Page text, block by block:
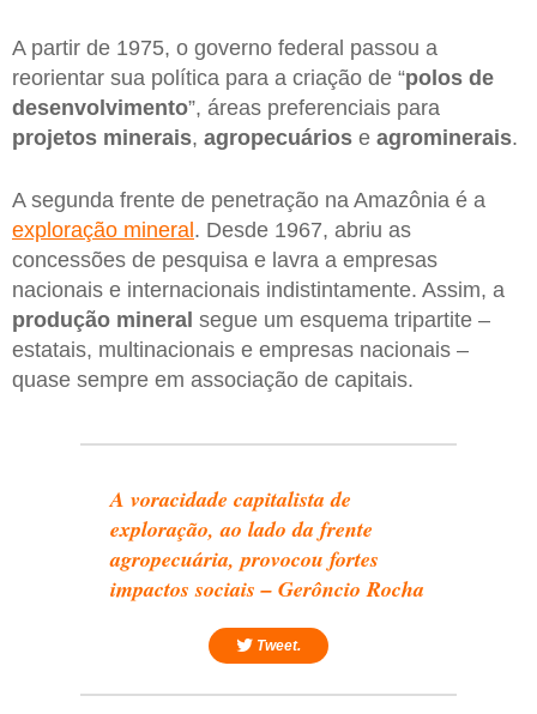
A partir de 1975, o governo federal passou a
reorientar sua política para a criação de “polos de
desenvolvimento”, áreas preferenciais para
projetos minerais, agropecuários e agrominerais.
A segunda frente de penetração na Amazônia é a
exploração mineral. Desde 1967, abriu as
concessões de pesquisa e lavra a empresas
nacionais e internacionais indistintamente. Assim, a
produção mineral segue um esquema tripartite –
estatais, multinacionais e empresas nacionais –
quase sempre em associação de capitais.
A voracidade capitalista de
exploração, ao lado da frente
agropecuária, provocou fortes
impactos sociais – Gerôncio Rocha
Tweet.